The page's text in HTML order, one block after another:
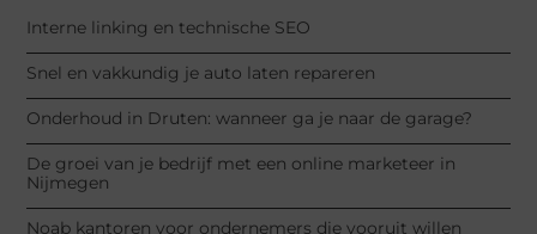
Interne linking en technische SEO
Snel en vakkundig je auto laten repareren
Onderhoud in Druten: wanneer ga je naar de garage?
De groei van je bedrijf met een online marketeer in
Nijmegen
Noab kantoren voor ondernemers die vooruit willen